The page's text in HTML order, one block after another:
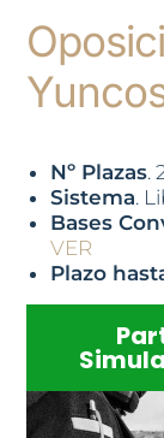
Nº Plazas.
Sistema.
Bases
VER
Plazo